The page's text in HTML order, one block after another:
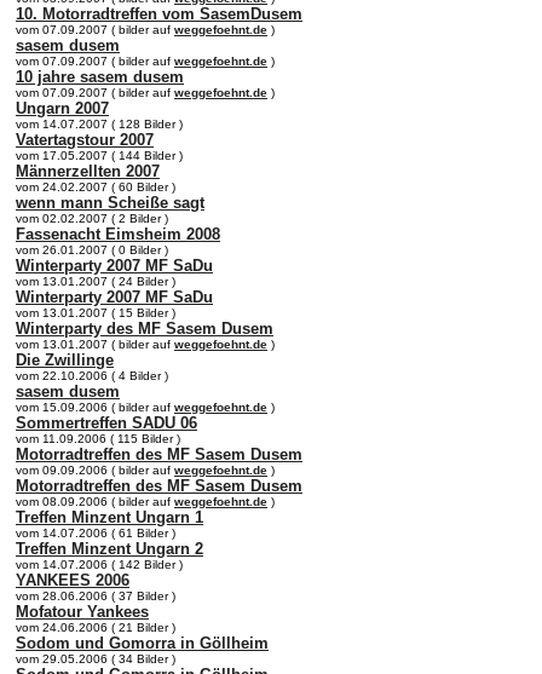
10. Motorradtreffen vom SasemDusem
vom 07.09.2007 ( bilder auf weggefoehnt.de )
sasem dusem
vom 07.09.2007 ( bilder auf weggefoehnt.de )
10 jahre sasem dusem
vom 07.09.2007 ( bilder auf weggefoehnt.de )
Ungarn 2007
vom 14.07.2007 ( 128 Bilder )
Vatertagstour 2007
vom 17.05.2007 ( 144 Bilder )
Männerzellten 2007
vom 24.02.2007 ( 60 Bilder )
wenn mann Scheiße sagt
vom 02.02.2007 ( 2 Bilder )
Fassenacht Eimsheim 2008
vom 26.01.2007 ( 0 Bilder )
Winterparty 2007 MF SaDu
vom 13.01.2007 ( 24 Bilder )
Winterparty 2007 MF SaDu
vom 13.01.2007 ( 15 Bilder )
Winterparty des MF Sasem Dusem
vom 13.01.2007 ( bilder auf weggefoehnt.de )
Die Zwillinge
vom 22.10.2006 ( 4 Bilder )
sasem dusem
vom 15.09.2006 ( bilder auf weggefoehnt.de )
Sommertreffen SADU 06
vom 11.09.2006 ( 115 Bilder )
Motorradtreffen des MF Sasem Dusem
vom 09.09.2006 ( bilder auf weggefoehnt.de )
Motorradtreffen des MF Sasem Dusem
vom 08.09.2006 ( bilder auf weggefoehnt.de )
Treffen Minzent Ungarn 1
vom 14.07.2006 ( 61 Bilder )
Treffen Minzent Ungarn 2
vom 14.07.2006 ( 142 Bilder )
YANKEES 2006
vom 28.06.2006 ( 37 Bilder )
Mofatour Yankees
vom 24.06.2006 ( 21 Bilder )
Sodom und Gomorra in Göllheim
vom 29.05.2006 ( 34 Bilder )